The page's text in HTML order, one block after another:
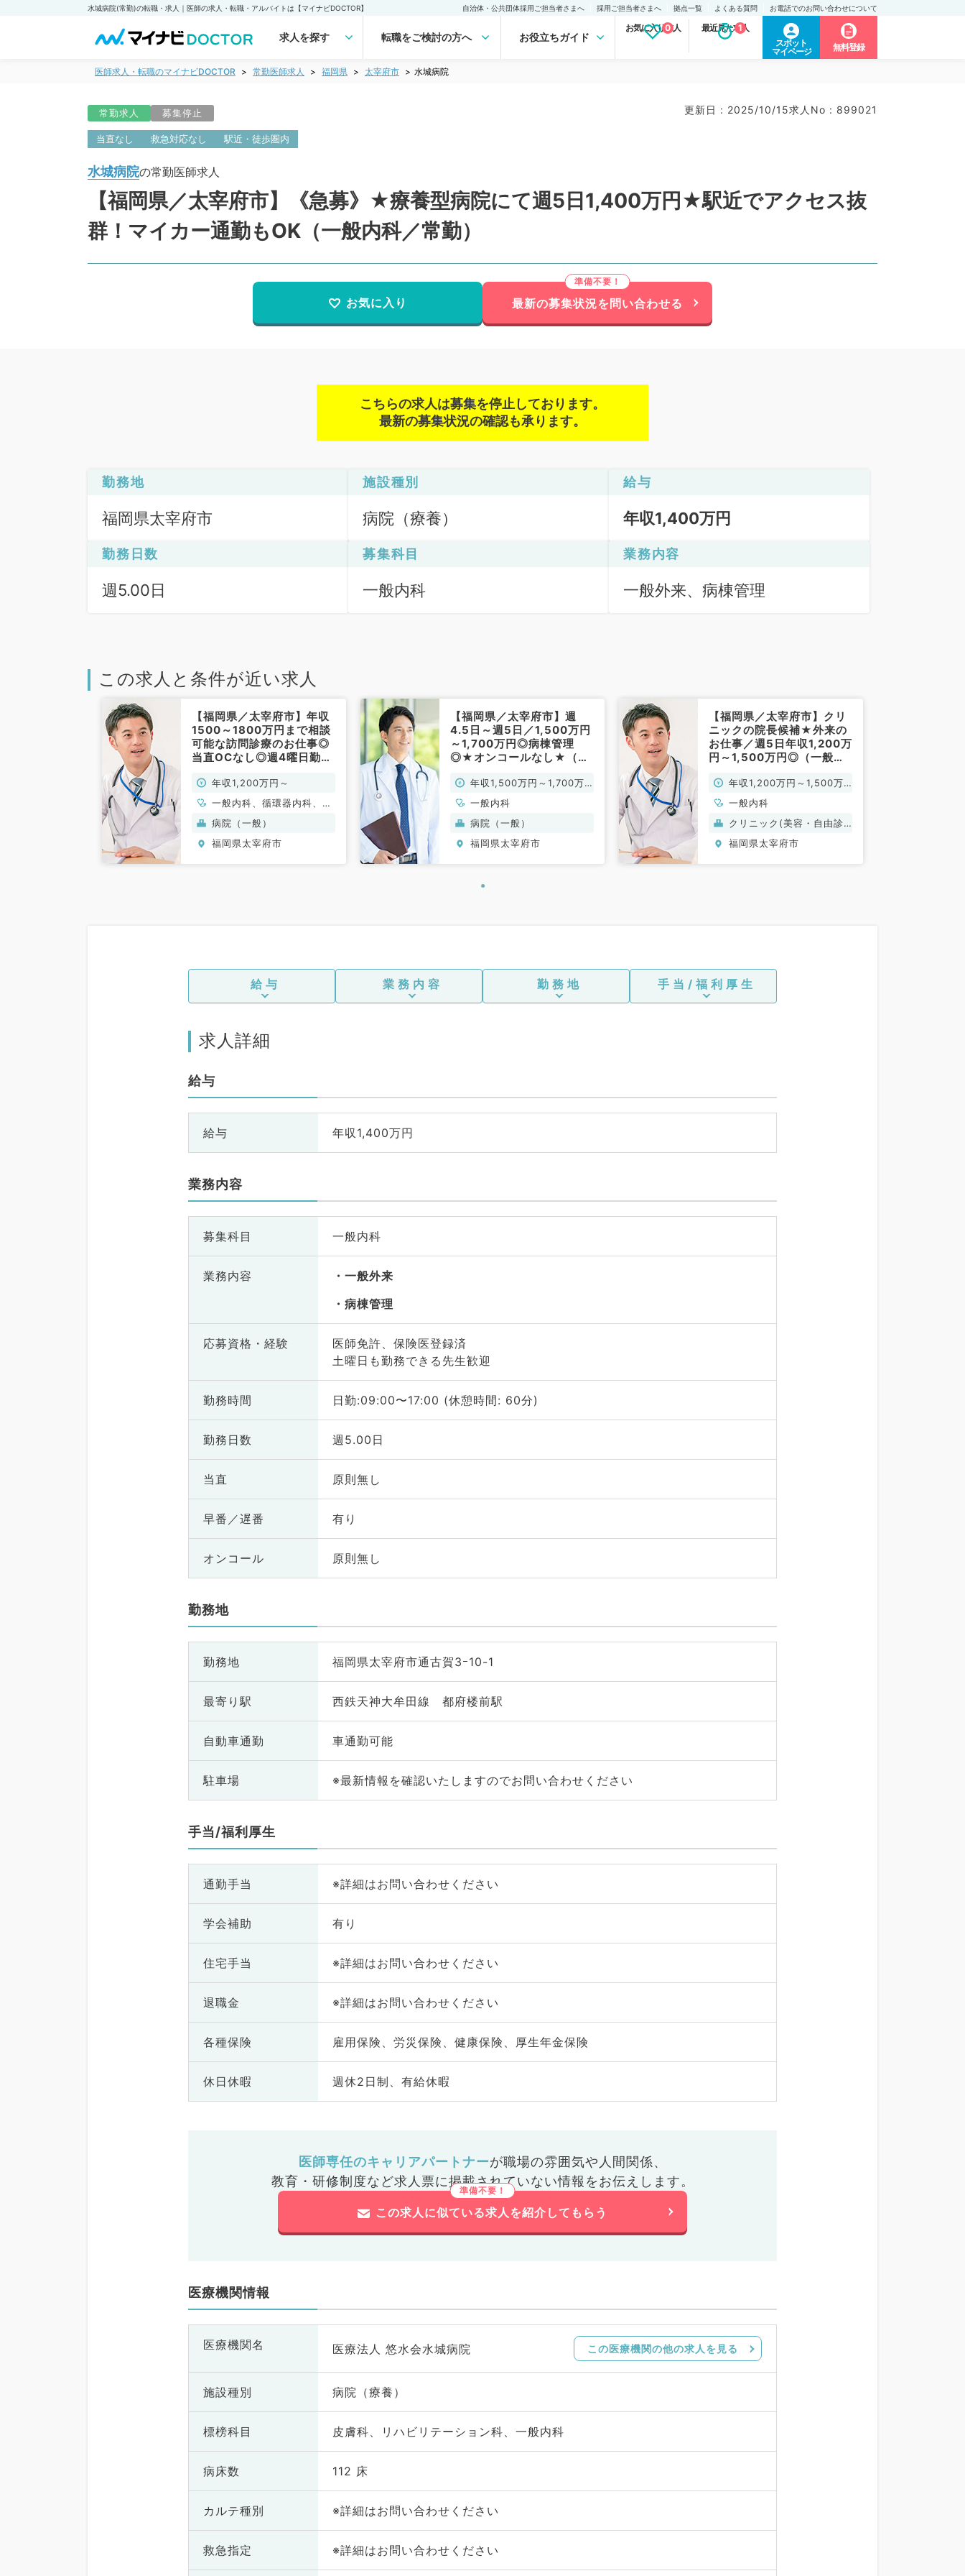
水城病院(常勤)の転職・求人｜医師の求人・転職・アルバイトは【マイナビDOCTOR】 自治体・公共団体採用ご担当者さまへ 採用ご担当者さまへ 拠点一覧 よくある質問 お電話でのお問い合わせについて
求人を探す 転職をご検討の方へ お役立ちガイド
お気に入り求人
0 最近見た求人
1
スポット
マイページ
無料登録
医師求人・転職のマイナビDOCTOR 常勤医師求人 福岡県 太宰府市 水城病院
常勤求人 募集停止 更新日 : 2025/10/15求人No : 899021
当直なし 救急対応なし 駅近・徒歩圏内
水城病院の常勤医師求人
【福岡県／太宰府市】《急募》★療養型病院にて週5日1,400万円★駅近でアクセス抜
群！マイカー通勤もOK（一般内科／常勤）
お気に入り 最新の募集状況を問い合わせる
こちらの求人は募集を停止しております。
最新の募集状況の確認も承ります。
勤務地
福岡県太宰府市
施設種別
病院（療養）
給与
年収1,400万円
勤務日数
週5.00日
募集科目
一般内科
業務内容
一般外来、病棟管理
この求人と条件が近い求人
【福岡県／太宰府市】年収
1500～1800万円まで相談
可能な訪問診療のお仕事◎
当直OCなし◎週4曜日勤務
年収1,200万円～
一般内科、循環器内科、呼
吸器内科、消化器内科、内
分泌・代謝内科
病院（一般）
福岡県太宰府市
【福岡県／太宰府市】週
4.5日～週5日／1,500万円
～1,700万円◎病棟管理
◎★オンコールなし★（一
年収1,500万円～1,700万
一般内科
病院（一般）
福岡県太宰府市
【福岡県／太宰府市】クリ
ニックの院長候補★外来の
お仕事／週5日年収1,200万
円～1,500万円◎（一般内
年収1,200万円～1,500万
一般内科
クリニック(美容・自由診
療）
福岡県太宰府市
給与 業務内容 勤務地 手当/福利厚生
求人詳細
給与
給与 年収1,400万円
業務内容
募集科目 一般内科
業務内容
一般外来
病棟管理
応募資格・ 経験
医師免許、保険医登録済
土曜日も勤務できる先生歓迎
勤務時間 日勤:09:00〜17:00 (休憩時間: 60分)
勤務日数 週5.00日
当直 原則無し
早番／遅番 有り
オンコール 原則無し
勤務地
勤務地 福岡県太宰府市通古賀3ｰ10-1
最寄り駅 西鉄天神大牟田線 都府楼前駅
自動車通勤 車通勤可能
駐車場 ※最新情報を確認いたしますのでお問い合わせください
手当/福利厚生
通勤手当 ※詳細はお問い合わせください
学会補助 有り
住宅手当 ※詳細はお問い合わせください
退職金 ※詳細はお問い合わせください
各種保険 雇用保険、労災保険、健康保険、厚生年金保険
休日休暇 週休2日制、有給休暇
医師専任のキャリアパートナーが職場の雰囲気や人間関係、
教育・研修制度など求人票に掲載されていない情報をお伝えします。
この求人に似ている求人を紹介してもらう
医療機関情報
医療機関名 医療法人 悠水会水城病院 この医療機関の他の求人を見る
施設種別 病院（療養）
標榜科目 皮膚科、リハビリテーション科、一般内科
病床数 112 床
カルテ種別 ※詳細はお問い合わせください
救急指定 ※詳細はお問い合わせください